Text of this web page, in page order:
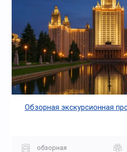
Обзорная экскурсионная
обзорная